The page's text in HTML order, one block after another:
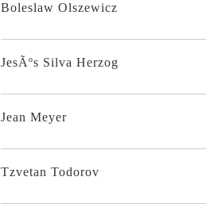
Boleslaw Olszewicz
JesÃºs Silva Herzog
Jean Meyer
Tzvetan Todorov